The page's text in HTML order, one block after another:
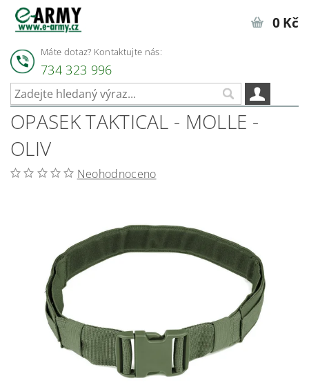
Máte dotaz? Kontaktujte nás:
734 323 996
0 Kč
OPASEK TAKTICAL - MOLLE -
OLIV
Neohodnoceno